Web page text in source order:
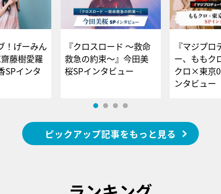
！げーみん
藤樹愛羅
SPインタ
『クロスロード ～救命
救急の約束～』今田美
桜SPインタビュー
『マジプロ
ー、ももク
クロ×東京
ンタビュー
ピックアップ記事をもっと見る